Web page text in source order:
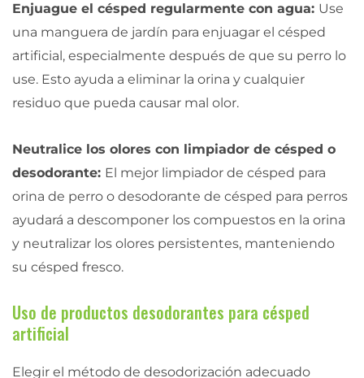
Enjuague el césped regularmente con agua: Use
una manguera de jardín para enjuagar el césped
artificial, especialmente después de que su perro lo
use. Esto ayuda a eliminar la orina y cualquier
residuo que pueda causar mal olor.
Neutralice los olores con limpiador de césped o
desodorante: El mejor limpiador de césped para
orina de perro o desodorante de césped para perros
ayudará a descomponer los compuestos en la orina
y neutralizar los olores persistentes, manteniendo
su césped fresco.
Uso de productos desodorantes para césped
artificial
Elegir el método de desodorización adecuado